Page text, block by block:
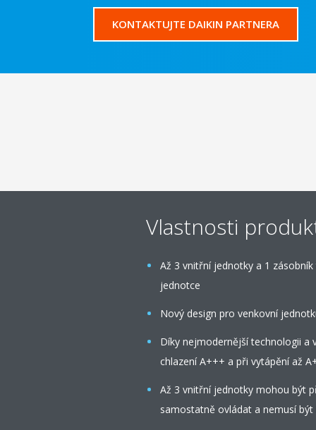
KONTAKTUJTE DAIKIN PARTNERA
Vlastnosti
Až 3 vnitřní jednotky a 1
jednotce
Nový design pro venkovní
Díky nejmodernější technologii a
chlazení A+++ a při vytápění až
Až 3 vnitřní jednotky mohou být
samostatně ovládat a nemusí